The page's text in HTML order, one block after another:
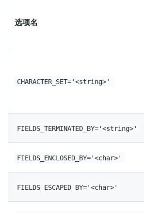
选项名
CHARACTER_SET='<string>'
FIELDS_TERMINATED_BY='<string>'
FIELDS_ENCLOSED_BY='<char>'
FIELDS_ESCAPED_BY='<char>'